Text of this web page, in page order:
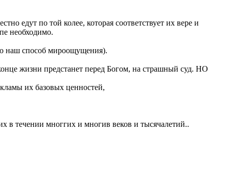
едут по той колее, которая соответствует их вере и
необходимо.
наш способ мироощущения).
жизни предстанет перед Богом, на страшный суд. НО
их базовых ценностей,
в течении многгих и многив веков и тысячалетий..